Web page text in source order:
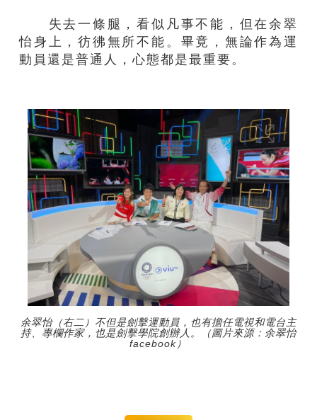
失去一條腿，看似凡事不能，但在余翠
怡身上，彷彿無所不能。畢竟，無論作為運
動員還是普通人，心態都是最重要。
余翠怡（右二）不但是劍擊運動員，也有擔任電視和電台主
持、專欄作家，也是劍擊學院創辦人。（圖片來源：余翠怡
facebook）